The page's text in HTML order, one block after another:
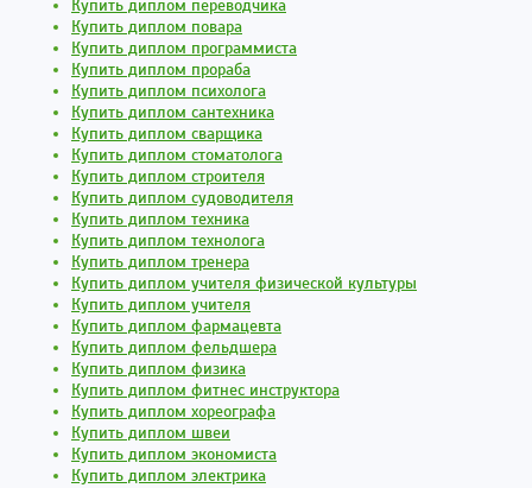
Купить диплом переводчика
Купить диплом повара
Купить диплом программиста
Купить диплом прораба
Купить диплом психолога
Купить диплом сантехника
Купить диплом сварщика
Купить диплом стоматолога
Купить диплом строителя
Купить диплом судоводителя
Купить диплом техника
Купить диплом технолога
Купить диплом тренера
Купить диплом учителя физической культуры
Купить диплом учителя
Купить диплом фармацевта
Купить диплом фельдшера
Купить диплом физика
Купить диплом фитнес инструктора
Купить диплом хореографа
Купить диплом швеи
Купить диплом экономиста
Купить диплом электрика